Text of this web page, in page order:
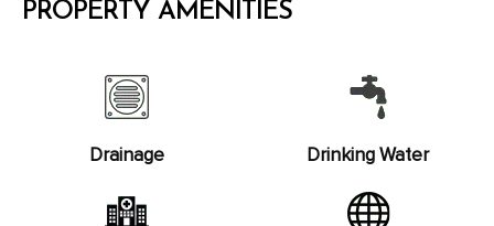
PROPERTY AMENITIES
Drainage Drinking Water